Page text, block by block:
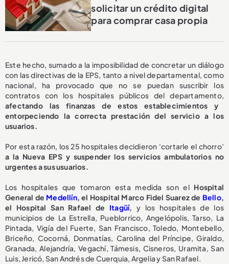
solicitar un crédito digital
para comprar casa propia
Este hecho, sumado a la imposibilidad de concretar un diálogo
con las directivas de la EPS, tanto a nivel departamental, como
nacional, ha provocado que no se puedan suscribir los
contratos con los hospitales públicos del departamento,
afectando las finanzas de estos establecimientos y
entorpeciendo la correcta prestación del servicio a los
usuarios.
Por esta razón, los 25 hospitales decidieron ‘cortarle el chorro’
a la Nueva EPS y suspender los servicios ambulatorios no
urgentes a sus usuarios.
Los hospitales que tomaron esta medida son el Hospital
General de Medellín, el Hospital Marco Fidel Suarez de Bello,
el Hospital San Rafael de Itagüí, y los hospitales de los
municipios de La Estrella, Pueblorrico, Angelópolis, Tarso, La
Pintada, Vigía del Fuerte, San Francisco, Toledo, Montebello,
Briceño, Cocorná, Donmatías, Carolina del Príncipe, Giraldo,
Granada, Alejandría, Vegachí, Támesis, Cisneros, Uramita, San
Luis, Jericó, San Andrés de Cuerquia, Argelia y San Rafael.